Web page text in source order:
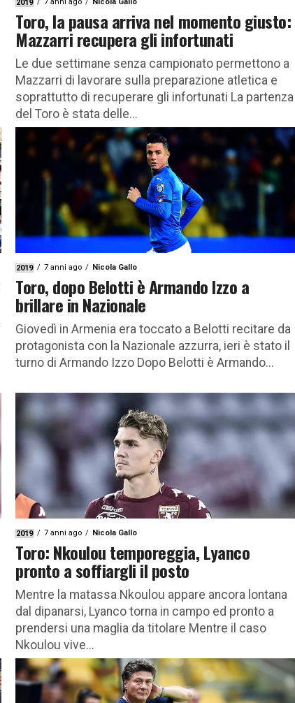
2019
Toro, la pausa arriva nel momento giusto:
Mazzarri recupera gli infortunati
Le due settimane senza campionato permettono a
Mazzarri di lavorare sulla preparazione atletica e
soprattutto di recuperare gli infortunati La partenza
del Toro è stata delle...
2019 7 anni ago Nicola Gallo
Toro, dopo Belotti è Armando Izzo a
brillare in Nazionale
Giovedì in Armenia era toccato a Belotti recitare da
protagonista con la Nazionale azzurra, ieri è stato il
turno di Armando Izzo Dopo Belotti è Armando...
2019 7 anni ago Nicola Gallo
Toro: Nkoulou temporeggia, Lyanco
pronto a soffiargli il posto
Mentre la matassa Nkoulou appare ancora lontana
dal dipanarsi, Lyanco torna in campo ed pronto a
prendersi una maglia da titolare Mentre il caso
Nkoulou vive...